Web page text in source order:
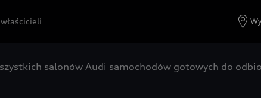
salonów Audi samochodów gotowych do